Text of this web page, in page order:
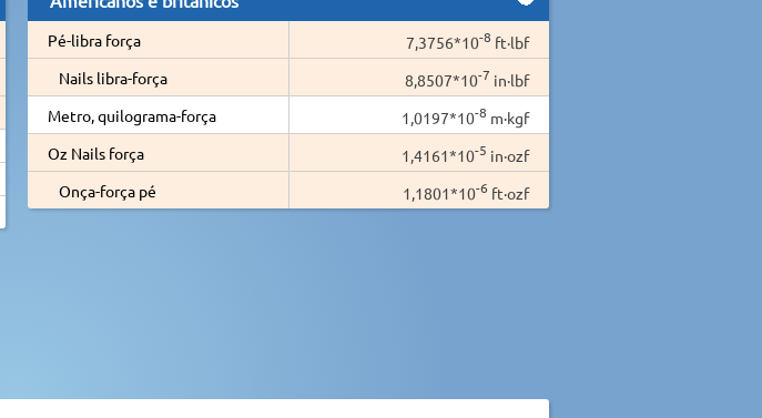
Pé-libra força 7,3756*10-8 ft·lbf
Nails libra-força
8,8507*10-7 in·lbf
Metro, quilograma-força
1,0197*10-8 m·kgf
Oz Nails força
1,4161*10-5 in·ozf
Onça-força pé
1,1801*10-6 ft·ozf